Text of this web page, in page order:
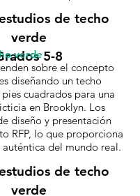
de techo
verde
5-8
verde
sobre el concepto
diseñando un techo
cuadrados para una
en Brooklyn. Los
diseño y presentación
RFP, lo que proporciona
auténtica del mundo real.
de techo
verde